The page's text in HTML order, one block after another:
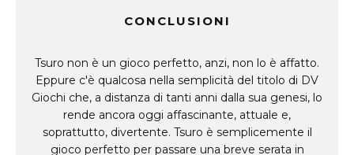
CONCLUSIONI
Tsuro non è un gioco perfetto, anzi, non lo è affatto.
Eppure c'è qualcosa nella semplicità del titolo di DV
Giochi che, a distanza di tanti anni dalla sua genesi, lo
rende ancora oggi affascinante, attuale e,
soprattutto, divertente. Tsuro è semplicemente il
gioco perfetto per passare una breve serata in